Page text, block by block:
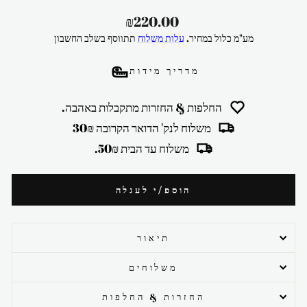
מחיר
רגיל
₪220.00
מע"מ כלול במחיר. עלות משלוח תתווסף בשלב החשבון
מדריך מידות
החלפות & החזרות מתקבלות באהבה.
משלוח לנק' הדואר הקרובה 30₪
משלוח עד הבית 50₪.
הוספ/י לעגלה
תיאור
משלוחים
החזרות & החלפות